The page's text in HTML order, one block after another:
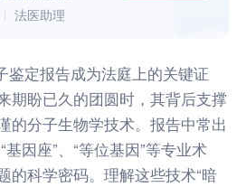
法医助理
定报告成为法庭上的关键证
期盼已久的团圆时，其背后支撑
的分子生物学技术。报告中常出
基因座”、“等位基因”等专业术
的科学密码。理解这些技术“暗